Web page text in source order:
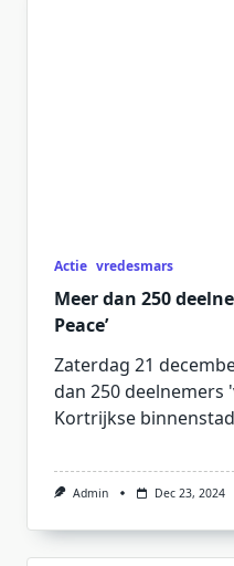
Actie vredesmars
Meer dan 250
Peace’
Zaterdag 21
dan 250
Kortrijkse
Admin Dec 23, 2024